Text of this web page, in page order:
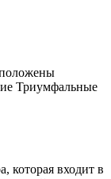
Триумфальные
которая входит в